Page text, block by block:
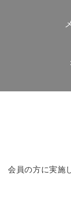
会員の方に実施